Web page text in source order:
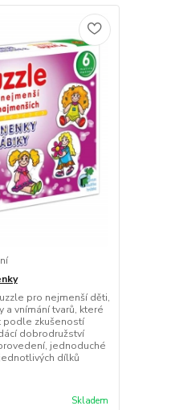
pro nejmenší děti,
vnímání tvarů, které
podle zkušeností
dobrodružství
jednoduché
dílků
Skladem